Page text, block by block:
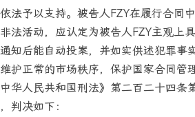
法予以支持。被告人FZY在履行合同
法活动，应认定为被告人FZY主观上
知后能自动投案，并如实供述犯罪事
护正常的市场秩序，保护国家合同管
华人民共和国刑法》第二百二十四条
判决如下：